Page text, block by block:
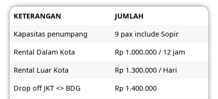
KETERANGAN
JUMLAH
Kapasitas penumpang
9 pax include Sopir
Rental Dalam Kota
Rp 1.000.000 / 12 jam
Rental Luar Kota
Rp 1.300.000 / Hari
Drop off JKT <> BDG
Rp 1.400.000